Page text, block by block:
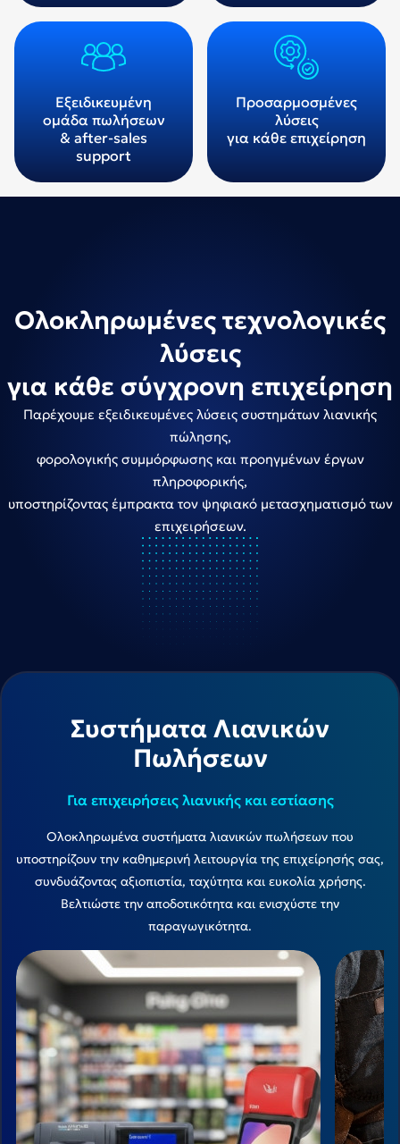
Εξειδικευμένη
ομάδα πωλήσεων
& after-sales
support
Προσαρμοσμένες
λύσεις
για κάθε επιχείρηση
Ολοκληρωμένες τεχνολογικές
λύσεις
για κάθε σύγχρονη επιχείρηση
Παρέχουμε εξειδικευμένες λύσεις συστημάτων λιανικής
πώλησης,
φορολογικής συμμόρφωσης και προηγμένων έργων
πληροφορικής,
υποστηρίζοντας έμπρακτα τον ψηφιακό μετασχηματισμό των
επιχειρήσεων.
Συστήματα Λιανικών
Πωλήσεων
Για επιχειρήσεις λιανικής και εστίασης
Ολοκληρωμένα συστήματα λιανικών πωλήσεων που
υποστηρίζουν την καθημερινή λειτουργία της επιχείρησής σας,
συνδυάζοντας αξιοπιστία, ταχύτητα και ευκολία χρήσης.
Βελτιώστε την αποδοτικότητα και ενισχύστε την
παραγωγικότητα.